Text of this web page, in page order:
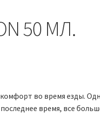
50 МЛ.
во время езды.
время, все